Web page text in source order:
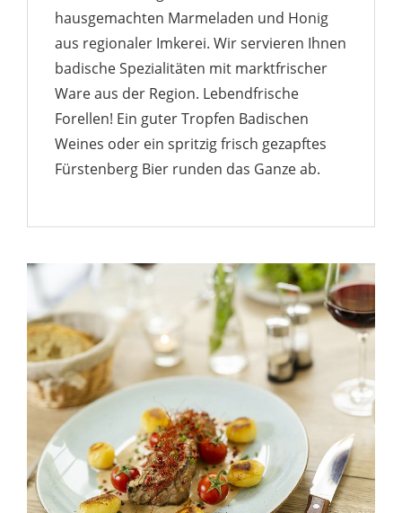
hausgemachten Marmeladen und Honig
aus regionaler Imkerei. Wir servieren Ihnen
badische Spezialitäten mit marktfrischer
Ware aus der Region. Lebendfrische
Forellen! Ein guter Tropfen Badischen
Weines oder ein spritzig frisch gezapftes
Fürstenberg Bier runden das Ganze ab.